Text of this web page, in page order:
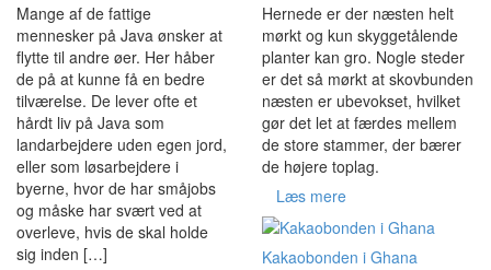
Mange af de fattige
mennesker på Java ønsker at
flytte til andre øer. Her håber
de på at kunne få en bedre
tilværelse. De lever ofte et
hårdt liv på Java som
landarbejdere uden egen jord,
eller som løsarbejdere i
byerne, hvor de har småjobs
og måske har svært ved at
overleve, hvis de skal holde
sig inden […]
Hernede er der næsten helt
mørkt og kun skyggetålende
planter kan gro. Nogle steder
er det så mørkt at skovbunden
næsten er ubevokset, hvilket
gør det let at færdes mellem
de store stammer, der bærer
de højere toplag.
Læs mere
Kakaobonden i Ghana